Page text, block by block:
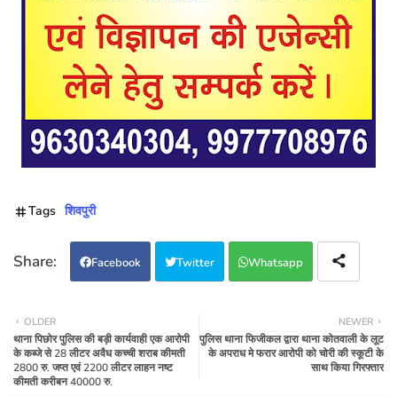
Tags शिवपुरी
Facebook Twitter Whatsapp
NEWER
पुलिस थाना फिजीकल द्वारा थाना कोतवाली के लूट
के अपराध मे फरार आरोपी को चोरी की स्कूटी के
साथ किया गिरफ्तार
OLDER
थाना पिछोर पुलिस की बड़ी कार्यवाही एक आरोपी
के कब्जे से 28 लीटर अवैध कच्ची शराब कीमती
2800 रु. जप्त एवं 2200 लीटर लाहन नष्ट
कीमती करीबन 40000 रु.